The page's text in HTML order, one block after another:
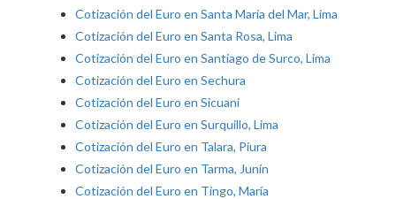
Cotización del Euro en Santa María del Mar, Lima
Cotización del Euro en Santa Rosa, Lima
Cotización del Euro en Santiago de Surco, Lima
Cotización del Euro en Sechura
Cotización del Euro en Sicuani
Cotización del Euro en Surquillo, Lima
Cotización del Euro en Talara, Piura
Cotización del Euro en Tarma, Junín
Cotización del Euro en Tingo, María